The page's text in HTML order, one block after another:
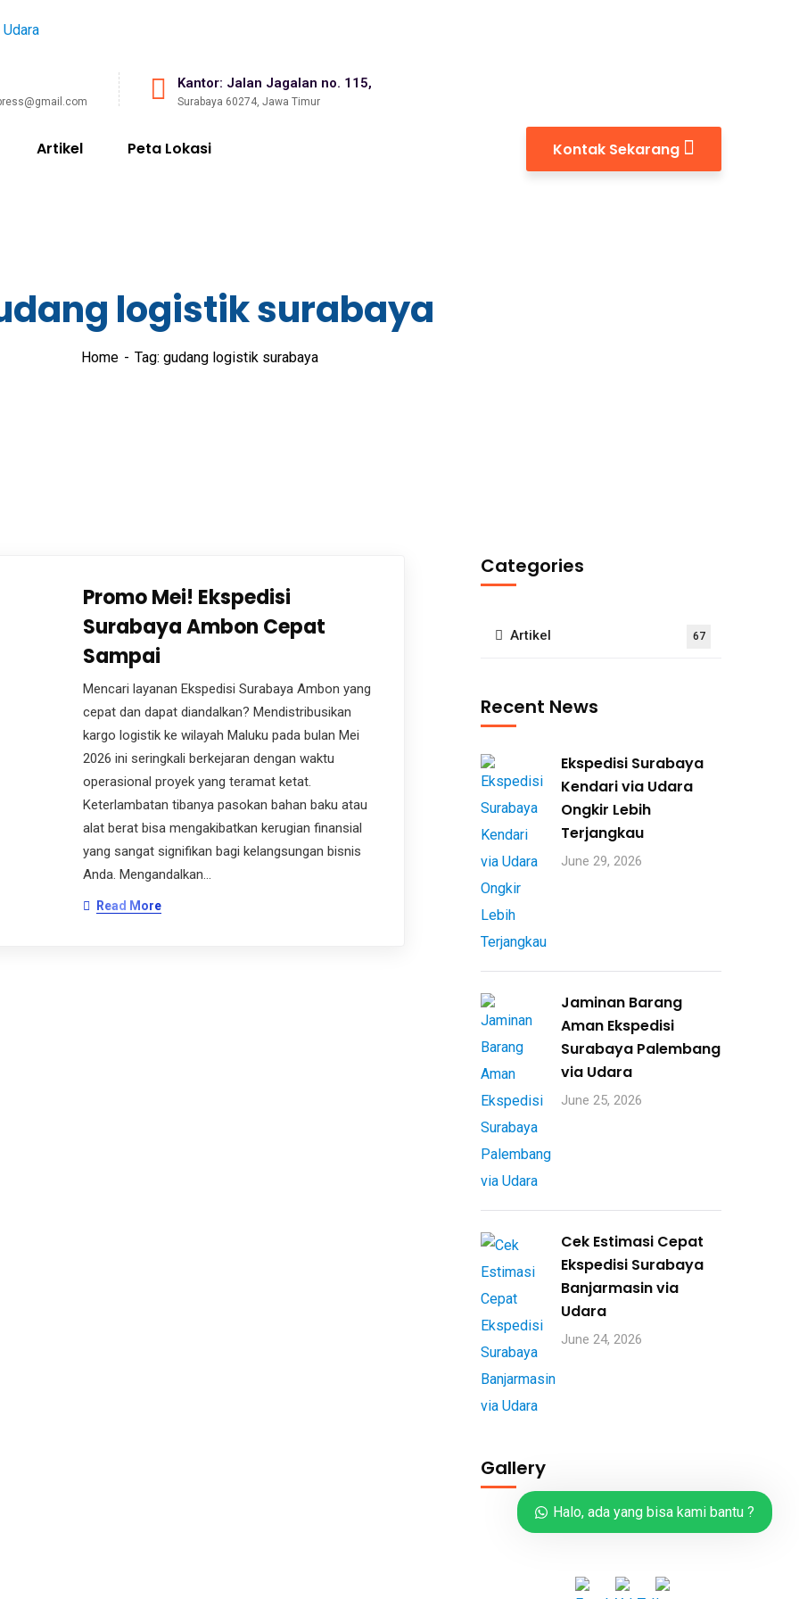
Kantor: Jalan Jagalan no. 115,
Surabaya 60274, Jawa Timur
Artikel Peta Lokasi Kontak Sekarang
logistik surabaya
Home Tag: gudang logistik surabaya
Promo Mei! Ekspedisi
Surabaya Ambon Cepat
Sampai
Mencari layanan Ekspedisi Surabaya Ambon yang
cepat dan dapat diandalkan? Mendistribusikan
kargo logistik ke wilayah Maluku pada bulan Mei
2026 ini seringkali berkejaran dengan waktu
operasional proyek yang teramat ketat.
Keterlambatan tibanya pasokan bahan baku atau
alat berat bisa mengakibatkan kerugian finansial
yang sangat signifikan bagi kelangsungan bisnis
Anda. Mengandalkan…
Read More
Categories
Artikel 67
Recent News
Ekspedisi Surabaya
Kendari via Udara
Ongkir Lebih
Terjangkau
June 29, 2026
Jaminan Barang
Aman Ekspedisi
Surabaya Palembang
via Udara
June 25, 2026
Cek Estimasi Cepat
Ekspedisi Surabaya
Banjarmasin via
Udara
June 24, 2026
Gallery
Halo, ada yang bisa kami bantu ?